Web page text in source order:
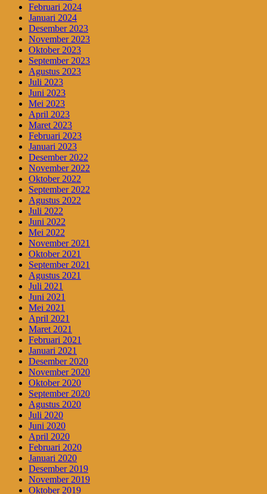
Februari 2024
Januari 2024
Desember 2023
November 2023
Oktober 2023
September 2023
Agustus 2023
Juli 2023
Juni 2023
Mei 2023
April 2023
Maret 2023
Februari 2023
Januari 2023
Desember 2022
November 2022
Oktober 2022
September 2022
Agustus 2022
Juli 2022
Juni 2022
Mei 2022
November 2021
Oktober 2021
September 2021
Agustus 2021
Juli 2021
Juni 2021
Mei 2021
April 2021
Maret 2021
Februari 2021
Januari 2021
Desember 2020
November 2020
Oktober 2020
September 2020
Agustus 2020
Juli 2020
Juni 2020
April 2020
Februari 2020
Januari 2020
Desember 2019
November 2019
Oktober 2019